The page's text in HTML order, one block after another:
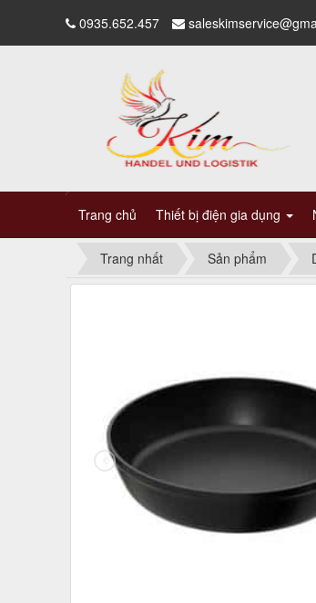
0935.652.457
Trang chủ Thiết bị điện gia dụng
Trang nhất Sản phẩm